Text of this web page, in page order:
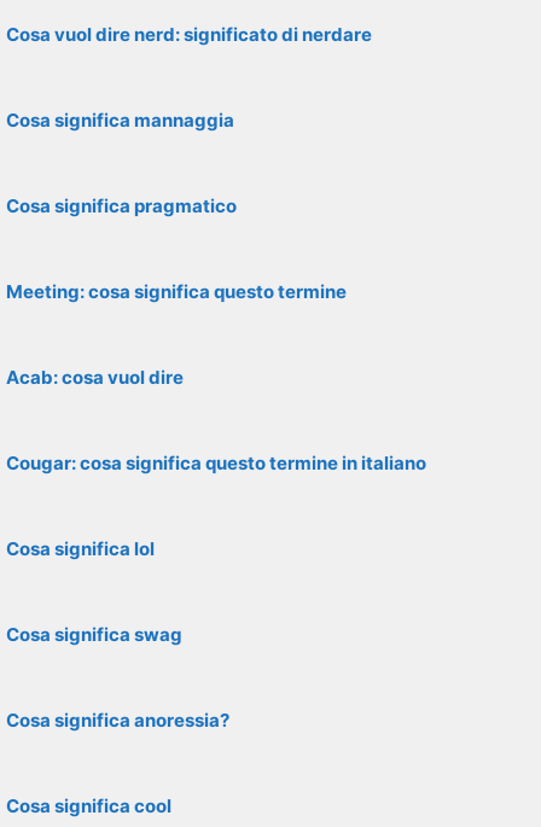
Cosa vuol dire nerd: significato di nerdare
Cosa significa mannaggia
Cosa significa pragmatico
Meeting: cosa significa questo termine
Acab: cosa vuol dire
Cougar: cosa significa questo termine in italiano
Cosa significa lol
Cosa significa swag
Cosa significa anoressia?
Cosa significa cool